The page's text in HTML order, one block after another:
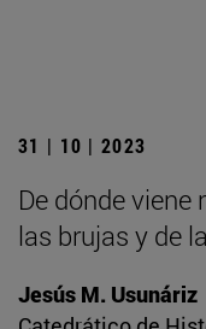
31 | 10 | 2023
De dónde
las brujas y de
Jesús M. Usunáriz